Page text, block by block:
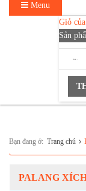
Menu
Giỏ
Sản
Bạn đang ở: Trang chủ
PALANG